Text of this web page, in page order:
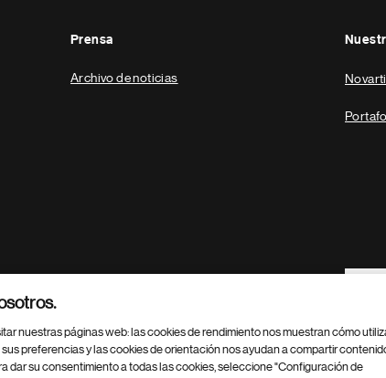
Prensa
Archivo de noticias
nuestras páginas web: las cookies de rendimiento nos muestran cómo
preferencias y las cookies de orientación nos ayudan a compartir
dar su consentimiento a todas las cookies, seleccione "Configuración de